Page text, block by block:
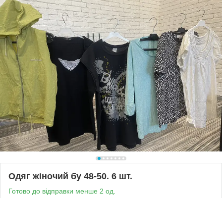
Одяг жіночий бу 48-50. 6 шт.
Готово до відправки менше 2 од.